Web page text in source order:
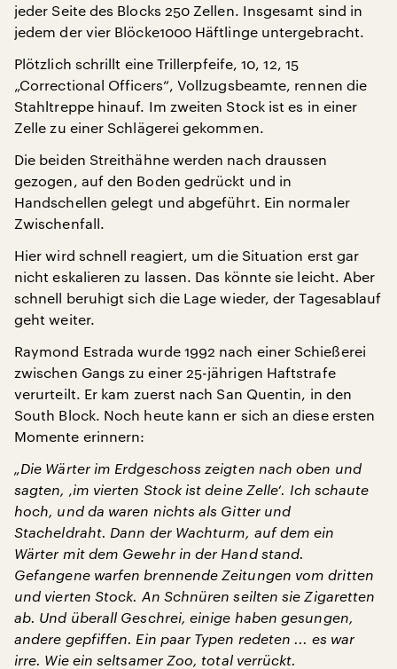
jeder Seite des Blocks 250 Zellen. Insgesamt sind in
jedem der vier Blöcke1000 Häftlinge untergebracht.
Plötzlich schrillt eine Trillerpfeife, 10, 12, 15
„Correctional Officers“, Vollzugsbeamte, rennen die
Stahltreppe hinauf. Im zweiten Stock ist es in einer
Zelle zu einer Schlägerei gekommen.
Die beiden Streithähne werden nach draussen
gezogen, auf den Boden gedrückt und in
Handschellen gelegt und abgeführt. Ein normaler
Zwischenfall.
Hier wird schnell reagiert, um die Situation erst gar
nicht eskalieren zu lassen. Das könnte sie leicht. Aber
schnell beruhigt sich die Lage wieder, der Tagesablauf
geht weiter.
Raymond Estrada wurde 1992 nach einer Schießerei
zwischen Gangs zu einer 25-jährigen Haftstrafe
verurteilt. Er kam zuerst nach San Quentin, in den
South Block. Noch heute kann er sich an diese ersten
Momente erinnern:
„Die Wärter im Erdgeschoss zeigten nach oben und
sagten, ‚im vierten Stock ist deine Zelle‘. Ich schaute
hoch, und da waren nichts als Gitter und
Stacheldraht. Dann der Wachturm, auf dem ein
Wärter mit dem Gewehr in der Hand stand.
Gefangene warfen brennende Zeitungen vom dritten
und vierten Stock. An Schnüren seilten sie Zigaretten
ab. Und überall Geschrei, einige haben gesungen,
andere gepfiffen. Ein paar Typen redeten ... es war
irre. Wie ein seltsamer Zoo, total verrückt.